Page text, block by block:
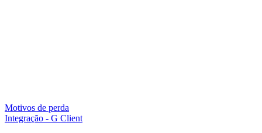
Motivos de perda
Integração - G Client